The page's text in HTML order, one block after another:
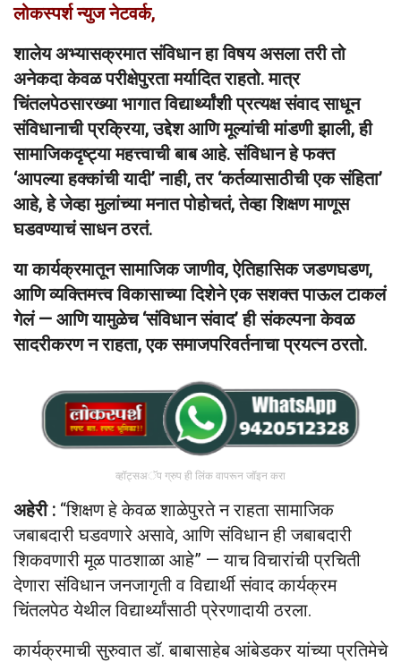
लोकस्पर्श न्युज नेटवर्क,
शालेय अभ्यासक्रमात संविधान हा विषय असला तरी तो
अनेकदा केवळ परीक्षेपुरता मर्यादित राहतो. मात्र
चिंतलपेठसारख्या भागात विद्यार्थ्यांशी प्रत्यक्ष संवाद साधून
संविधानाची प्रक्रिया, उद्देश आणि मूल्यांची मांडणी झाली, ही
सामाजिकदृष्ट्या महत्त्वाची बाब आहे. संविधान हे फक्त
‘आपल्या हक्कांची यादी’ नाही, तर ‘कर्तव्यासाठीची एक संहिता’
आहे, हे जेव्हा मुलांच्या मनात पोहोचतं, तेव्हा शिक्षण माणूस
घडवण्याचं साधन ठरतं.
या कार्यक्रमातून सामाजिक जाणीव, ऐतिहासिक जडणघडण,
आणि व्यक्तिमत्त्व विकासाच्या दिशेने एक सशक्त पाऊल टाकलं
गेलं — आणि यामुळेच ‘संविधान संवाद’ ही संकल्पना केवळ
सादरीकरण न राहता, एक समाजपरिवर्तनाचा प्रयत्न ठरतो.
व्हॉट्सअॅप ग्रुप ही लिंक वापरून जॉइन करा
अहेरी : “शिक्षण हे केवळ शाळेपुरते न राहता सामाजिक
जबाबदारी घडवणारे असावे, आणि संविधान ही जबाबदारी
शिकवणारी मूळ पाठशाळा आहे” — याच विचारांची प्रचिती
देणारा संविधान जनजागृती व विद्यार्थी संवाद कार्यक्रम
चिंतलपेठ येथील विद्यार्थ्यांसाठी प्रेरणादायी ठरला.
कार्यक्रमाची सुरुवात डॉ. बाबासाहेब आंबेडकर यांच्या प्रतिमेचे